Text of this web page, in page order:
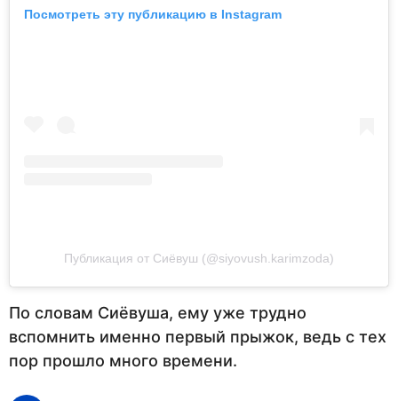
Посмотреть эту публикацию в Instagram
Публикация от Сиёвуш (@siyovush.karimzoda)
По словам Сиёвуша, ему уже трудно
вспомнить именно первый прыжок, ведь с тех
пор прошло много времени.